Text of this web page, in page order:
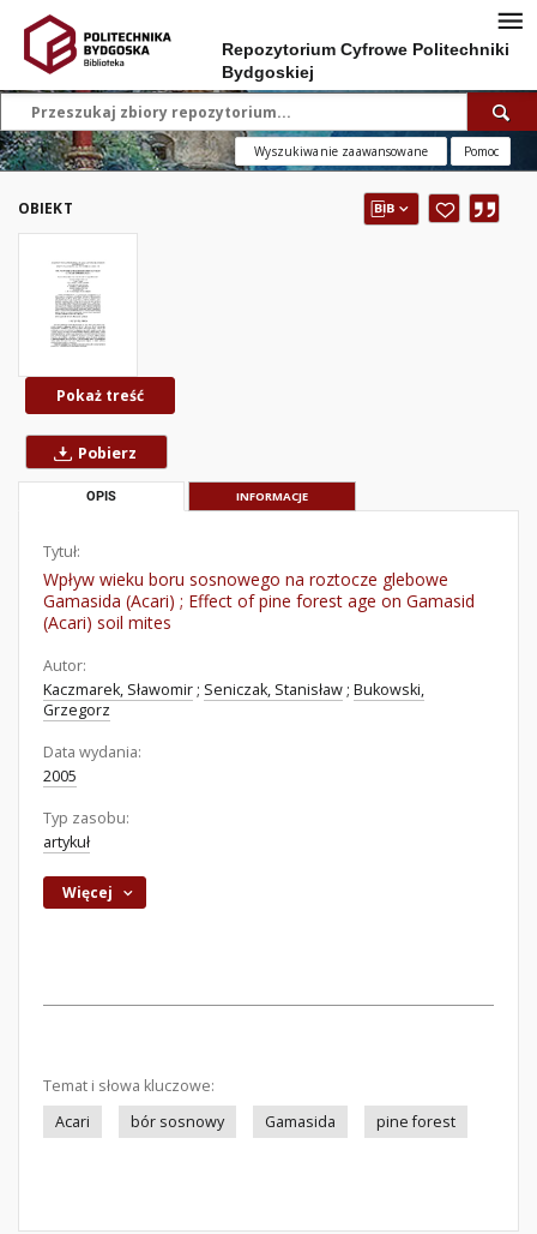
Repozytorium Cyfrowe Politechniki
Bydgoskiej
Wyszukiwanie zaawansowane Pomoc
OBIEKT
Pokaż treść
Pobierz
OPIS INFORMACJE
Tytuł:
Wpływ wieku boru sosnowego na roztocze glebowe
Gamasida (Acari) ; Effect of pine forest age on Gamasid
(Acari) soil mites
Autor:
Kaczmarek, Sławomir ; Seniczak, Stanisław ; Bukowski,
Grzegorz
Data wydania:
2005
Typ zasobu:
artykuł
Więcej
Temat i słowa kluczowe:
Acari
bór sosnowy Gamasida pine forest